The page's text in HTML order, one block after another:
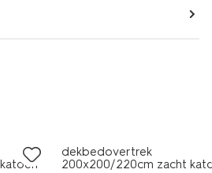
dekbedovertrek
200x200/220cm zacht